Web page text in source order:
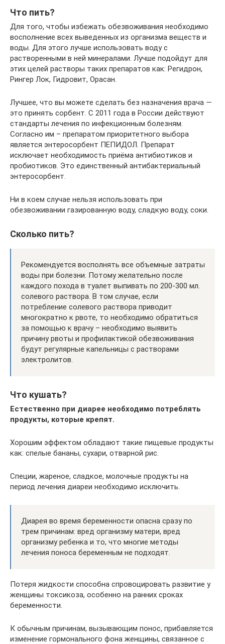
Что пить?
Для того, чтобы избежать обезвоживания необходимо
восполнение всех выведенных из организма веществ и
воды. Для этого лучше использовать воду с
растворенными в ней минералами. Лучше подойдут для
этих целей растворы таких препаратов как: Регидрон,
Рингер Лок, Гидровит, Орасан.
Лучшее, что вы можете сделать без назначения врача —
это принять сорбент. С 2011 года в России действуют
стандарты лечения по инфекционным болезням.
Согласно им – препаратом приоритетного выбора
является энтеросорбент ПЕПИДОЛ. Препарат
исключает необходимость приёма антибиотиков и
пробиотиков. Это единственный антибактериальный
энтеросорбент.
Ни в коем случае нельзя использовать при
обезвоживании газированную воду, сладкую воду, соки.
Сколько пить?
Рекомендуется восполнять все объемные затраты
воды при болезни. Потому желательно после
каждого похода в туалет выпивать по 200-300 мл.
солевого раствора. В том случае, если
потребление солевого раствора приводит
многократно к рвоте, то необходимо обратиться
за помощью к врачу – необходимо выявить
причину рвоты и профилактикой обезвоживания
будут регулярные капельницы с растворами
электролитов.
Что кушать?
Естественно при диарее необходимо потреблять
продукты, которые крепят.
Хорошим эффектом обладают такие пищевые продукты
как: спелые бананы, сухари, отварной рис.
Специи, жареное, сладкое, молочные продукты на
период лечения диареи необходимо исключить.
Диарея во время беременности опасна сразу по
трем причинам: вред организму матери, вред
организму ребенка и то, что многие методы
лечения поноса беременным не подходят.
Потеря жидкости способна спровоцировать развитие у
женщины токсикоза, особенно на ранних сроках
беременности.
К обычным причинам, вызывающим понос, прибавляется
изменение гормонального фона женщины, связанное с